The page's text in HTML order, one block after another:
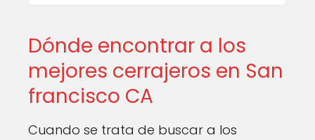
Dónde encontrar a los
mejores cerrajeros en San
francisco CA
Cuando se trata de buscar a los